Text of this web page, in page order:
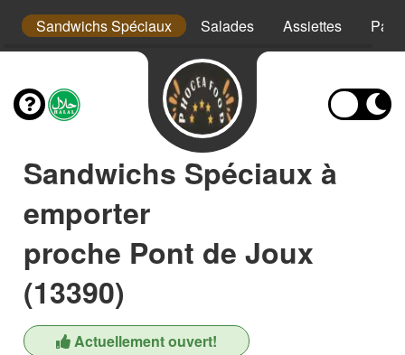
Sandwichs Spéciaux Salades Assiettes
Sandwichs Spéciaux à
emporter
proche Pont de Joux
(13390)
Actuellement ouvert!